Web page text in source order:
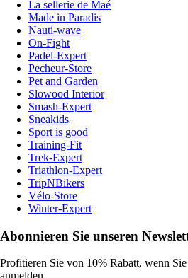
La sellerie de Maé
Made in Paradis
Nauti-wave
On-Fight
Padel-Expert
Pecheur-Store
Pet and Garden
Slowood Interior
Smash-Expert
Sneakids
Sport is good
Training-Fit
Trek-Expert
Triathlon-Expert
TripNBikers
Vélo-Store
Winter-Expert
Abonnieren Sie unseren
Profitieren Sie von 10% Rabatt, wenn